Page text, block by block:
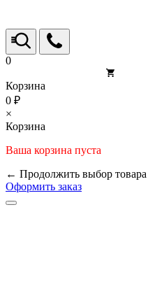
0
Корзина
0 ₽
×
Корзина
Ваша корзина пуста
← Продолжить выбор товара
Оформить заказ